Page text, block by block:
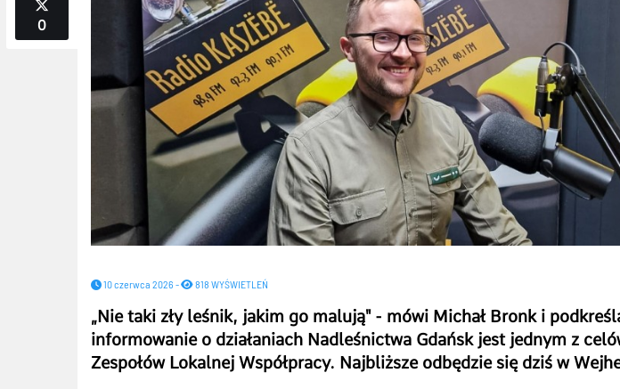
0
10 czerwca 2026 - 818 WYŚWIETLEŃ
„Nie taki zły leśnik, jakim go malują" - mówi Michał Bronk i
informowanie o działaniach Nadleśnictwa Gdańsk jest jednym z
Zespołów Lokalnej Współpracy. Najbliższe odbędzie się dziś w